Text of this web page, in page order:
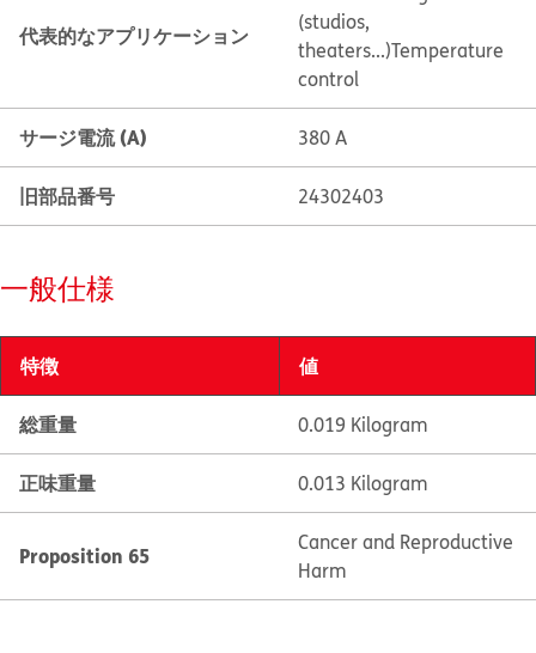
代表的なアプリケーション
(studios,
theaters...)Temperature
control
サージ電流 (A) 380 A
旧部品番号 24302403
一般仕様
特徴 値
総重量 0.019 Kilogram
正味重量 0.013 Kilogram
Proposition 65
Cancer and Reproductive
Harm